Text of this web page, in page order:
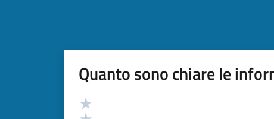
Quanto sono chiare le
Valutazione